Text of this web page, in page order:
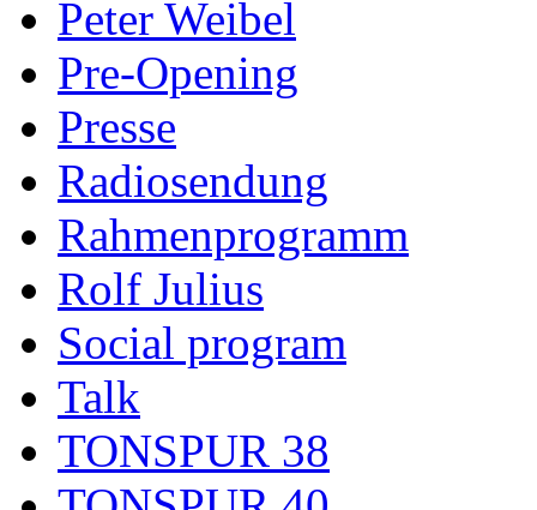
Peter Weibel
Pre-Opening
Presse
Radiosendung
Rahmenprogramm
Rolf Julius
Social program
Talk
TONSPUR 38